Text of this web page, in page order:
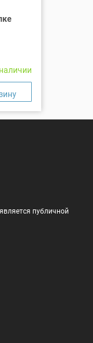
публичной